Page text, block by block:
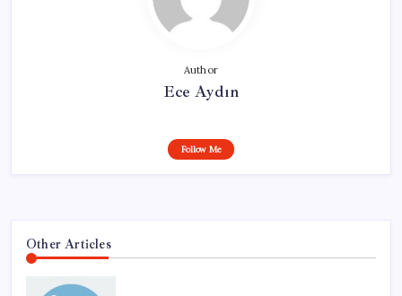
Author
Ece Aydın
Follow Me
Other Articles